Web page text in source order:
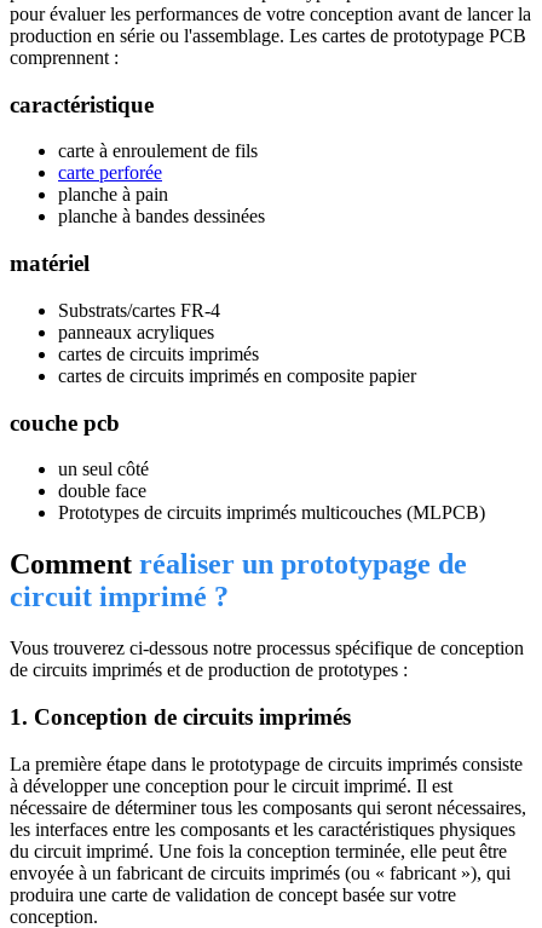
pour évaluer les performances de votre conception avant de lancer la
production en série ou l'assemblage. Les cartes de prototypage PCB
comprennent :
caractéristique
carte à enroulement de fils
carte perforée
planche à pain
planche à bandes dessinées
matériel
Substrats/cartes FR-4
panneaux acryliques
cartes de circuits imprimés
cartes de circuits imprimés en composite papier
couche pcb
un seul côté
double face
Prototypes de circuits imprimés multicouches (MLPCB)
Comment réaliser un prototypage de
circuit imprimé ?
Vous trouverez ci-dessous notre processus spécifique de conception
de circuits imprimés et de production de prototypes :
1. Conception de circuits imprimés
La première étape dans le prototypage de circuits imprimés consiste
à développer une conception pour le circuit imprimé. Il est
nécessaire de déterminer tous les composants qui seront nécessaires,
les interfaces entre les composants et les caractéristiques physiques
du circuit imprimé. Une fois la conception terminée, elle peut être
envoyée à un fabricant de circuits imprimés (ou « fabricant »), qui
produira une carte de validation de concept basée sur votre
conception.